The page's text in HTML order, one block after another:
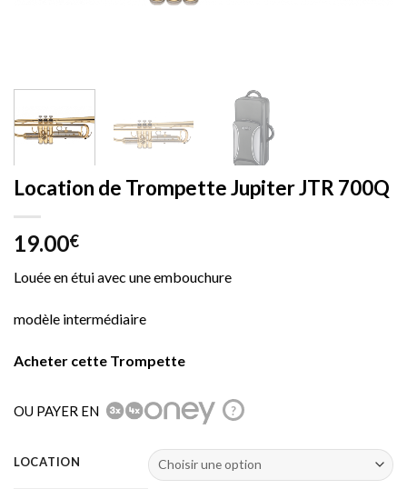
Location de Trompette Jupiter JTR 700Q
19.00€
Louée en étui avec une embouchure
modèle intermédiaire
Acheter cette Trompette
OU PAYER EN ?
LOCATION